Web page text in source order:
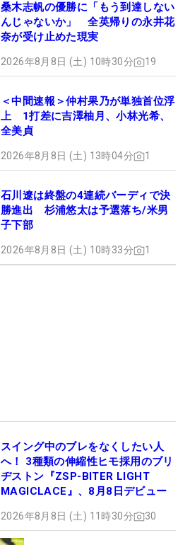
桑木志帆の優勝に「もう到達しない
んじゃないか」 全英帰りの永井花
奈が受け止めた現実
2026年8月8日 (土) 10時30分 19
＜中間速報＞仲村果乃が単独首位浮
上 1打差に吉澤柚月、小林光希、
全美貞
2026年8月8日 (土) 13時04分 1
石川遼は終盤の4連続バーディで決
勝進出 杉浦悠太は予選落ち/米男
子下部
2026年8月8日 (土) 10時33分 1
スイング中のブレをなくしたい人
へ！ 3種類の伸縮性ヒモ採用のブリ
ヂストン『ZSP-BITER LIGHT
MAGICLACE』、8月8日デビュー
2026年8月8日 (土) 11時30分 30